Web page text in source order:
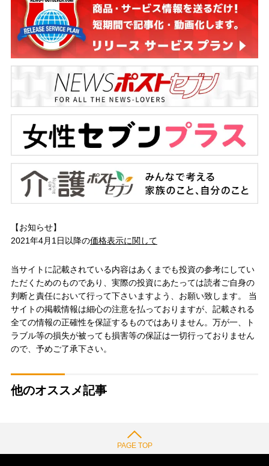
【お知らせ】
2021年4月1日以降の価格表示に関して
当サイトに記載されている内容はあくまでも投資の参考にしてい
ただくためのものであり、実際の投資にあたっては読者ご自身の
判断と責任において行って下さいますよう、お願い致します。 当
サイトの掲載情報は細心の注意を払っておりますが、記載される
全ての情報の正確性を保証するものではありません。万が一、ト
ラブル等の損失が被っても損害等の保証は一切行っておりません
ので、予めご了承下さい。
他のオススメ記事
PAGE TOP